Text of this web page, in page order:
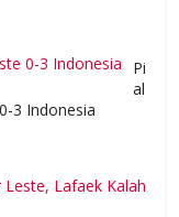
Pi
al
3 Indonesia